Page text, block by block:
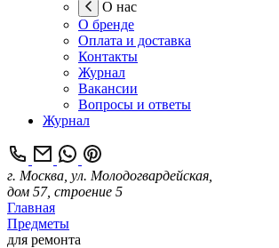
О нас
О бренде
Оплата и доставка
Контакты
Журнал
Вакансии
Вопросы и ответы
Журнал
г. Москва, ул. Молодогвардейская,
дом 57, строение 5
Главная
Предметы
для ремонта